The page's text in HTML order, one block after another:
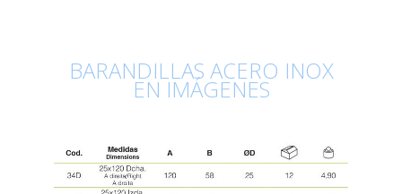
BARANDILLAS ACERO INOX
EN IMÁGENES